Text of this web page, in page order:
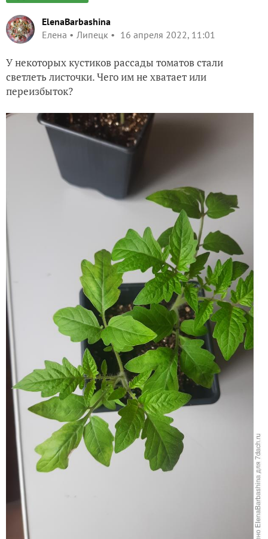
ElenaBarbashina
Елена
Липецк 16 апреля 2022, 11:01
У некоторых кустиков рассады томатов стали
светлеть листочки. Чего им не хватает или
переизбыток?